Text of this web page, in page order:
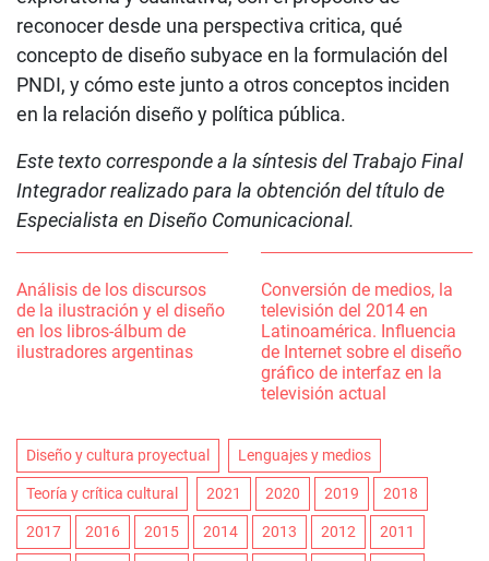
reconocer desde una perspectiva critica, qué
concepto de diseño subyace en la formulación del
PNDI, y cómo este junto a otros conceptos inciden
en la relación diseño y política pública.
Este texto corresponde a la síntesis del Trabajo Final
Integrador realizado para la obtención del título de
Especialista en Diseño Comunicacional.
Análisis de los discursos
de la ilustración y el diseño
en los libros-álbum de
ilustradores argentinas
Conversión de medios, la
televisión del 2014 en
Latinoamérica. Influencia
de Internet sobre el diseño
gráfico de interfaz en la
televisión actual
Diseño y cultura proyectual Lenguajes y medios
Teoría y crítica cultural 2021 2020 2019 2018
2017 2016 2015 2014 2013 2012 2011